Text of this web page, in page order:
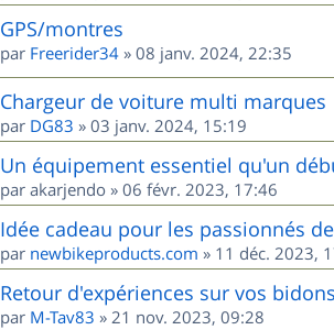
GPS/montres
par Freerider34 » 08 janv. 2024, 22:35
Chargeur de voiture multi marques
par DG83 » 03 janv. 2024, 15:19
Un équipement essentiel qu'un
par akarjendo » 06 févr. 2023, 17:46
Idée cadeau pour les passionnés de
par newbikeproducts.com » 11 déc. 2023,
Retour d'expériences sur vos
par M-Tav83 » 21 nov. 2023, 09:28